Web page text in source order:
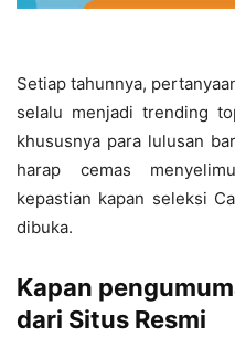
Setiap tahunnya,
selalu menjadi trending
khususnya para lulusan
harap cemas
kepastian kapan seleksi
dibuka.
Kapan
dari Situs Resmi